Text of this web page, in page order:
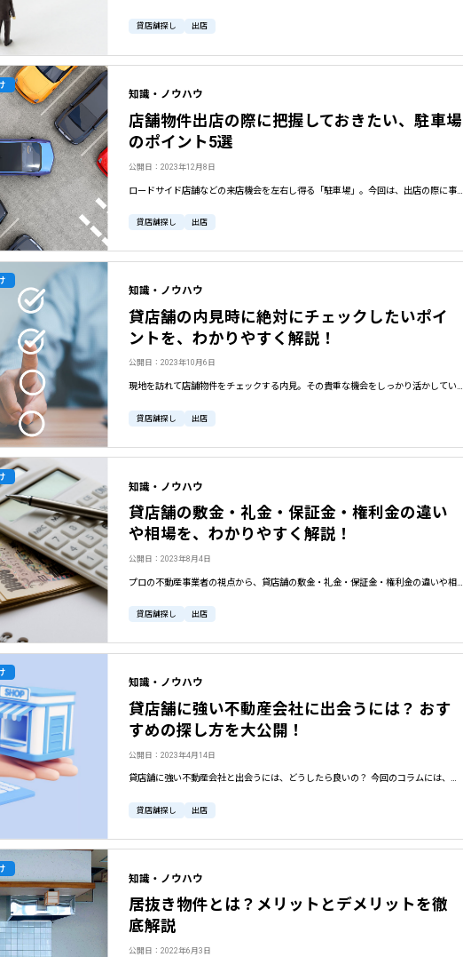
貸店舗探し 出店
知識・ノウハウ
店舗物件出店の際に把握しておきたい、駐車場
のポイント5選
公開日：2023年12月8日
貸店舗探し 出店
知識・ノウハウ
貸店舗の内見時に絶対にチェックしたいポイ
ントを、わかりやすく解説！
公開日：2023年10月6日
貸店舗探し 出店
知識・ノウハウ
貸店舗の敷金・礼金・保証金・権利金の違い
や相場を、わかりやすく解説！
公開日：2023年8月4日
貸店舗探し 出店
知識・ノウハウ
貸店舗に強い不動産会社に出会うには？ おす
すめの探し方を大公開！
公開日：2023年4月14日
貸店舗に強い不動産会社と出会うには、どうしたら良いの？ 今回のコラムには、そんな悩みを抱えたテナント企業の方におすすめの情報が満載です。客付け業者と元付け業者の違いなども解説しつつ、インフォニスタの「不動産会員検索」についても紹介していきます。
貸店舗探し 出店
知識・ノウハウ
居抜き物件とは？メリットとデメリットを徹
底解説
公開日：2022年6月3日